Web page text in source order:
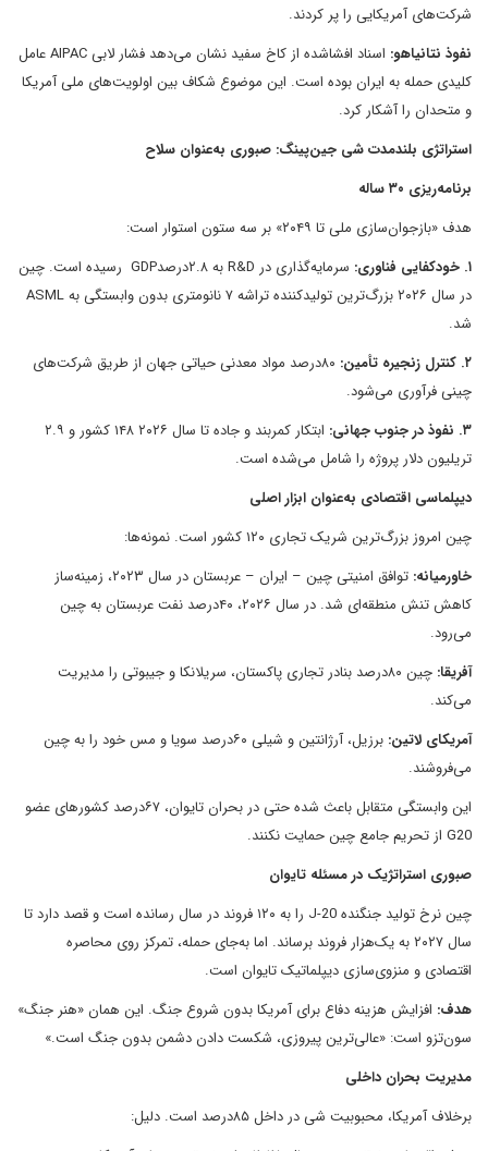
شرکت‌های آمریکایی را پر کردند.
نفوذ نتانیاهو:
اسناد افشاشده از کاخ سفید نشان می‌دهد فشار لابی AIPAC عامل
کلیدی حمله به ایران بوده است. این موضوع شکاف بین اولویت‌های ملی آمریکا
و متحدان را آشکار کرد.
استراتژی بلندمدت شی جین‌پینگ: صبوری به‌عنوان سلاح
برنامه‌ریزی ۳۰ ساله
هدف «بازجوان‌سازی ملی تا ۲۰۴۹» بر سه ستون استوار است:
۱. خودکفایی فناوری:
سرمایه‌گذاری در R&D به ۲.۸درصدGDP رسیده است. چین
در سال ۲۰۲۶ بزرگ‌ترین تولیدکننده تراشه ۷ نانومتری بدون وابستگی به ASML
شد.
۲. کنترل زنجیره تأمین:
۸۰درصد مواد معدنی حیاتی جهان از طریق شرکت‌های
چینی فرآوری می‌شود.
۳. نفوذ در جنوب جهانی:
ابتکار کمربند و جاده تا سال ۲۰۲۶ ۱۴۸ کشور و ۲.۹
تریلیون دلار پروژه را شامل می‌شده است.
دیپلماسی اقتصادی به‌عنوان ابزار اصلی
چین امروز بزرگ‌ترین شریک تجاری ۱۲۰ کشور است. نمونه‌ها:
خاورمیانه:
توافق امنیتی چین – ایران – عربستان در سال ۲۰۲۳، زمینه‌ساز
کاهش تنش منطقه‌ای شد. در سال ۲۰۲۶، ۴۰درصد نفت عربستان به چین
می‌رود.
آفریقا:
چین ۸۰درصد بنادر تجاری پاکستان، سریلانکا و جیبوتی را مدیریت
می‌کند.
آمریکای لاتین:
برزیل، آرژانتین و شیلی ۶۰درصد سویا و مس خود را به چین
می‌فروشند.
این وابستگی متقابل باعث شده حتی در بحران تایوان، ۶۷درصد کشورهای عضو
G20 از تحریم جامع چین حمایت نکنند.
صبوری استراتژیک در مسئله تایوان
چین نرخ تولید جنگنده J-20 را به ۱۲۰ فروند در سال رسانده است و قصد دارد تا
سال ۲۰۲۷ به یک‌هزار فروند برساند. اما به‌جای حمله، تمرکز روی محاصره
اقتصادی و منزوی‌سازی دیپلماتیک تایوان است.
هدف: افزایش هزینه دفاع برای آمریکا بدون شروع جنگ. این همان «هنر جنگ»
سون‌تزو است: «عالی‌ترین پیروزی، شکست دادن دشمن بدون جنگ است.»
مدیریت بحران داخلی
برخلاف آمریکا، محبوبیت شی در داخل ۸۵درصد است. دلیل: